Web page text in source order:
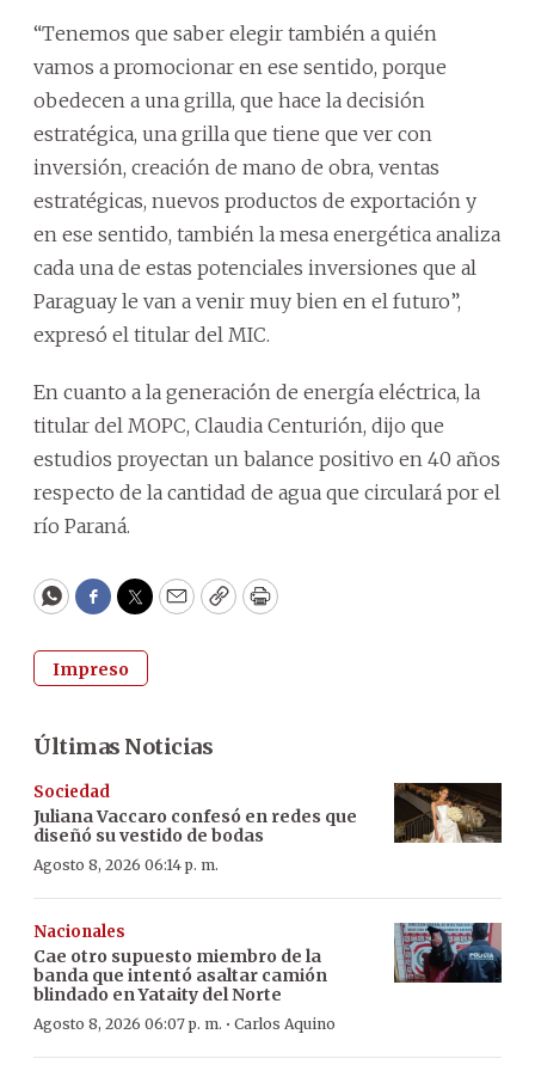
“Tenemos que saber elegir también a quién
vamos a promocionar en ese sentido, porque
obedecen a una grilla, que hace la decisión
estratégica, una grilla que tiene que ver con
inversión, creación de mano de obra, ventas
estratégicas, nuevos productos de exportación y
en ese sentido, también la mesa energética analiza
cada una de estas potenciales inversiones que al
Paraguay le van a venir muy bien en el futuro”,
expresó el titular del MIC.
En cuanto a la generación de energía eléctrica, la
titular del MOPC, Claudia Centurión, dijo que
estudios proyectan un balance positivo en 40 años
respecto de la cantidad de agua que circulará por el
río Paraná.
WhatsApp
Facebook
Twitter
EmailCopyPrint
Impreso
Últimas Noticias
Sociedad
Juliana Vaccaro confesó en redes que
diseñó su vestido de bodas
Agosto 8, 2026 06:14 p. m.
Nacionales
Cae otro supuesto miembro de la
banda que intentó asaltar camión
blindado en Yataity del Norte
Agosto 8, 2026 06:07 p. m. · Carlos Aquino